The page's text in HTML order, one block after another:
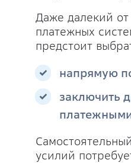
Даже далекий
платежных
предстоит
напрямую
заключить
усилий